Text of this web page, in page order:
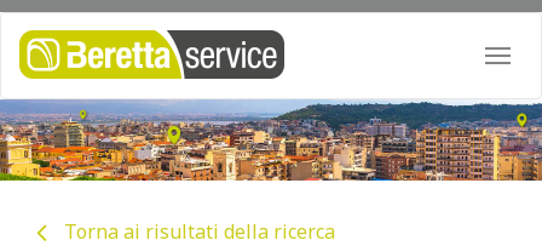
Torna ai risultati della ricerca